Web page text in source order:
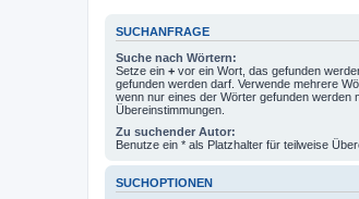
SUCHANFRAGE
Suche nach Wörtern:
Setze ein + vor ein Wort, das gefunden
gefunden werden darf. Verwende mehrere
wenn nur eines der Wörter gefunden werden
Übereinstimmungen.
Zu suchender Autor:
Benutze ein * als Platzhalter für teilweise
SUCHOPTIONEN